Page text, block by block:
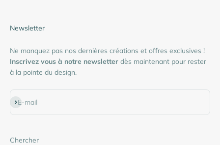
Newsletter
Ne manquez pas nos dernières créations et offres exclusives !
Inscrivez vous à notre newsletter dès maintenant pour rester
à la pointe du design.
E-mail
S'inscrire
Chercher